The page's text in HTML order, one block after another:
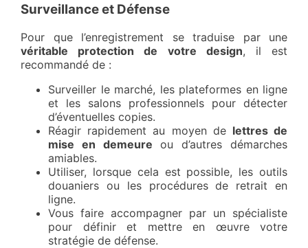
Surveillance et Défense
Pour que l’enregistrement se traduise par une
véritable protection de votre design, il est
recommandé de :
Surveiller le marché, les plateformes en ligne
et les salons professionnels pour détecter
d’éventuelles copies.
Réagir rapidement au moyen de lettres de
mise en demeure ou d’autres démarches
amiables.
Utiliser, lorsque cela est possible, les outils
douaniers ou les procédures de retrait en
ligne.
Vous faire accompagner par un spécialiste
pour définir et mettre en œuvre votre
stratégie de défense.